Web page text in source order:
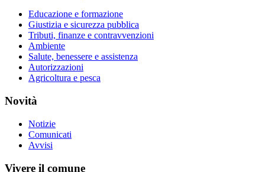
Educazione e formazione
Giustizia e sicurezza pubblica
Tributi, finanze e contravvenzioni
Ambiente
Salute, benessere e assistenza
Autorizzazioni
Agricoltura e pesca
Novità
Notizie
Comunicati
Avvisi
Vivere il comune